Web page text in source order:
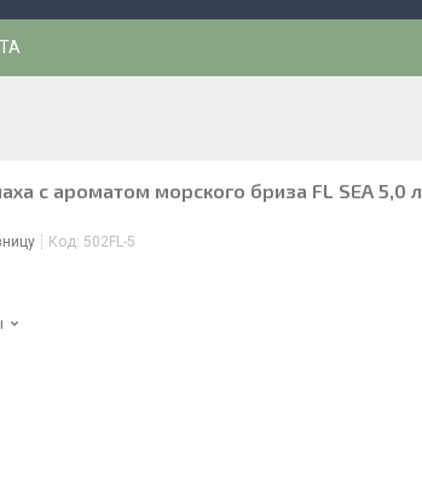
с ароматом морского бриза FL SEA 5,0 л
Код: 502FL-5